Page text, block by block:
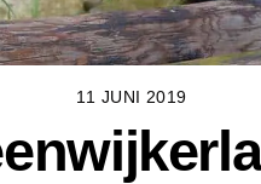
11 JUNI 2019